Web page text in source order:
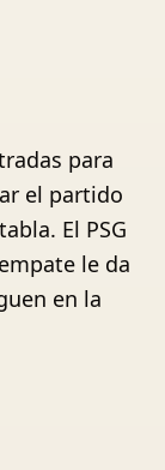
para
el partido
El PSG
le da
en la